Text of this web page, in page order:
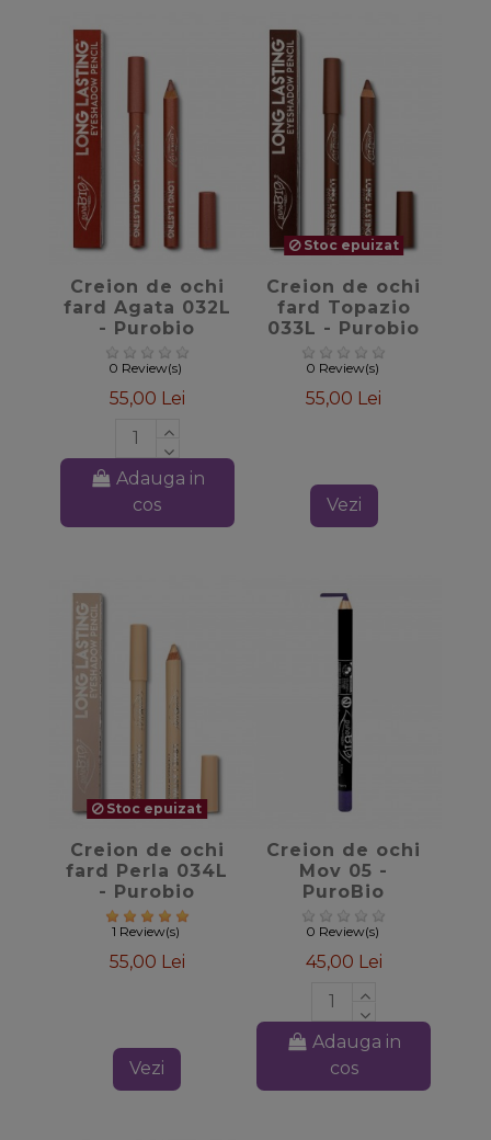
favorite_border
Creion de ochi
fard Agata 032L
- Purobio
0 Review(s)
55,00 Lei
Adauga in
cos
favorite_border
Stoc epuizat
Creion de ochi
fard Topazio
033L - Purobio
0 Review(s)
55,00 Lei
Vezi
favorite_border
Stoc epuizat
Creion de ochi
fard Perla 034L
- Purobio
1 Review(s)
55,00 Lei
Vezi
favorite_border
Creion de ochi
Mov 05 -
PuroBio
Cosmetics
0 Review(s)
45,00 Lei
Adauga in
cos